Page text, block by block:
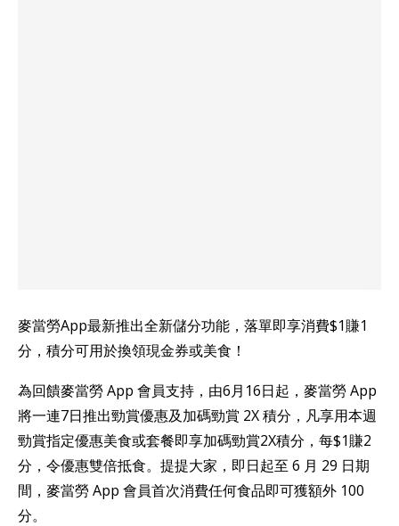
麥當勞App最新推出全新儲分功能，落單即享消費$1賺1
分，積分可用於換領現金券或美食！
為回饋麥當勞 App 會員支持，由6月16日起，麥當勞 App
將一連7日推出勁賞優惠及加碼勁賞 2X 積分，凡享用本週
勁賞指定優惠美食或套餐即享加碼勁賞2X積分，每$1賺2
分，令優惠雙倍抵食。提提大家，即日起至 6 月 29 日期
間，麥當勞 App 會員首次消費任何食品即可獲額外 100
分。